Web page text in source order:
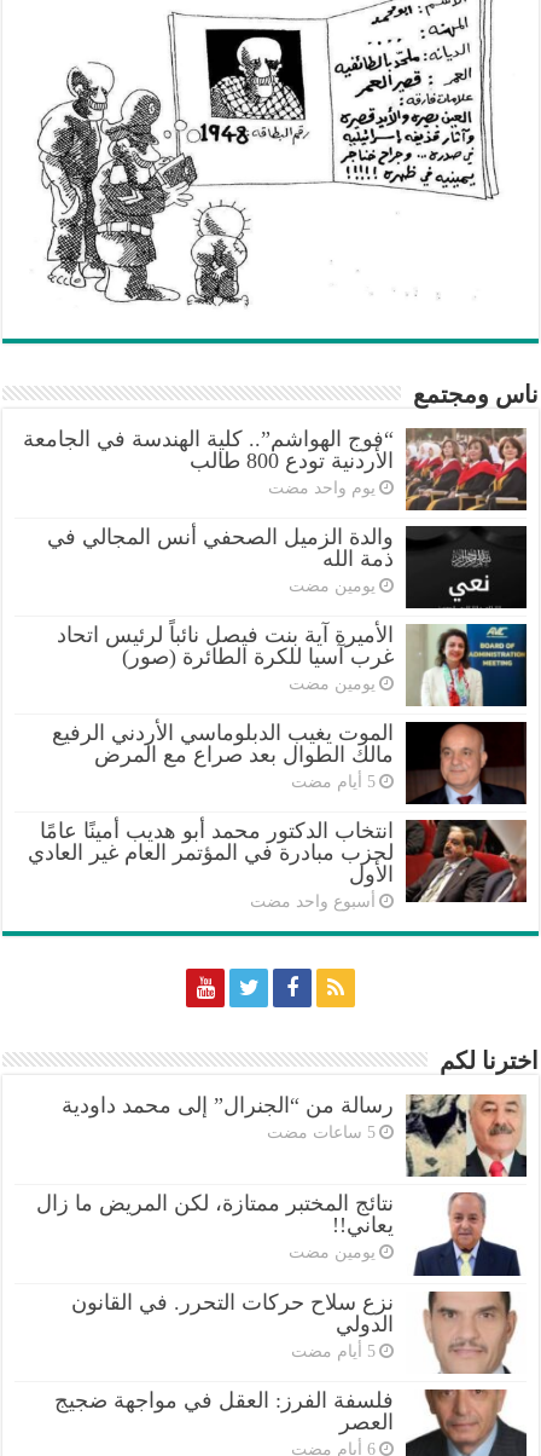
ناس ومجتمع
“فوج الهواشم”.. كلية الهندسة في الجامعة
الأردنية تودع 800 طالب
‏يوم واحد مضت
والدة الزميل الصحفي أنس المجالي في
ذمة الله
‏يومين مضت
الأميرة آية بنت فيصل نائباً لرئيس اتحاد
غرب آسيا للكرة الطائرة (صور)
‏يومين مضت
الموت يغيب الدبلوماسي الأردني الرفيع
مالك الطوال بعد صراع مع المرض
‏5 أيام مضت
انتخاب الدكتور محمد أبو هديب أمينًا عامًا
لحزب مبادرة في المؤتمر العام غير العادي
الأول
‏أسبوع واحد مضت
اخترنا لكم
رسالة من “الجنرال” إلى محمد داودية
‏5 ساعات مضت
نتائج المختبر ممتازة، لكن المريض ما زال
يعاني!!
‏يومين مضت
نزع سلاح حركات التحرر. في القانون
الدولي
‏5 أيام مضت
فلسفة الفرز: العقل في مواجهة ضجيج
العصر
‏6 أيام مضت